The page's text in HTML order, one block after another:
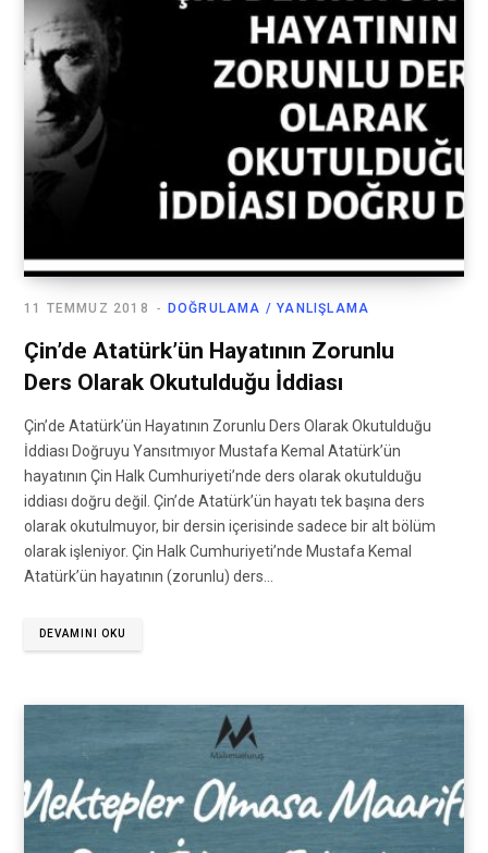
DOĞRULAMA / YANLIŞLAMA
11 TEMMUZ 2018
Çin’de Atatürk’ün Hayatının Zorunlu
Ders Olarak Okutulduğu İddiası
Çin’de Atatürk’ün Hayatının Zorunlu Ders Olarak Okutulduğu
İddiası Doğruyu Yansıtmıyor Mustafa Kemal Atatürk’ün
hayatının Çin Halk Cumhuriyeti’nde ders olarak okutulduğu
iddiası doğru değil. Çin’de Atatürk’ün hayatı tek başına ders
olarak okutulmuyor, bir dersin içerisinde sadece bir alt bölüm
olarak işleniyor. Çin Halk Cumhuriyeti’nde Mustafa Kemal
Atatürk’ün hayatının (zorunlu) ders…
DEVAMINI OKU